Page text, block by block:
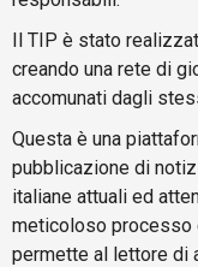
Il TIP è stato
creando una rete di
accomunati dagli
Questa è una
pubblicazione di
italiane attuali ed
meticoloso processo
permette al lettore di